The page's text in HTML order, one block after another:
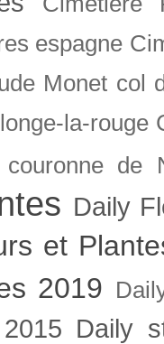
espagne
Monet col
la-rouge
couronne de
Daily
et
2019
Daily